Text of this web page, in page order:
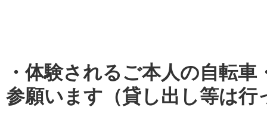
・体験されるご本人の自転
参願います（貸し出し等は行